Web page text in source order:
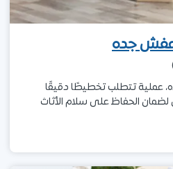
جده
تتطلب تخطيطًا دقيقًا
لضمان الحفاظ على سلام الأثاث